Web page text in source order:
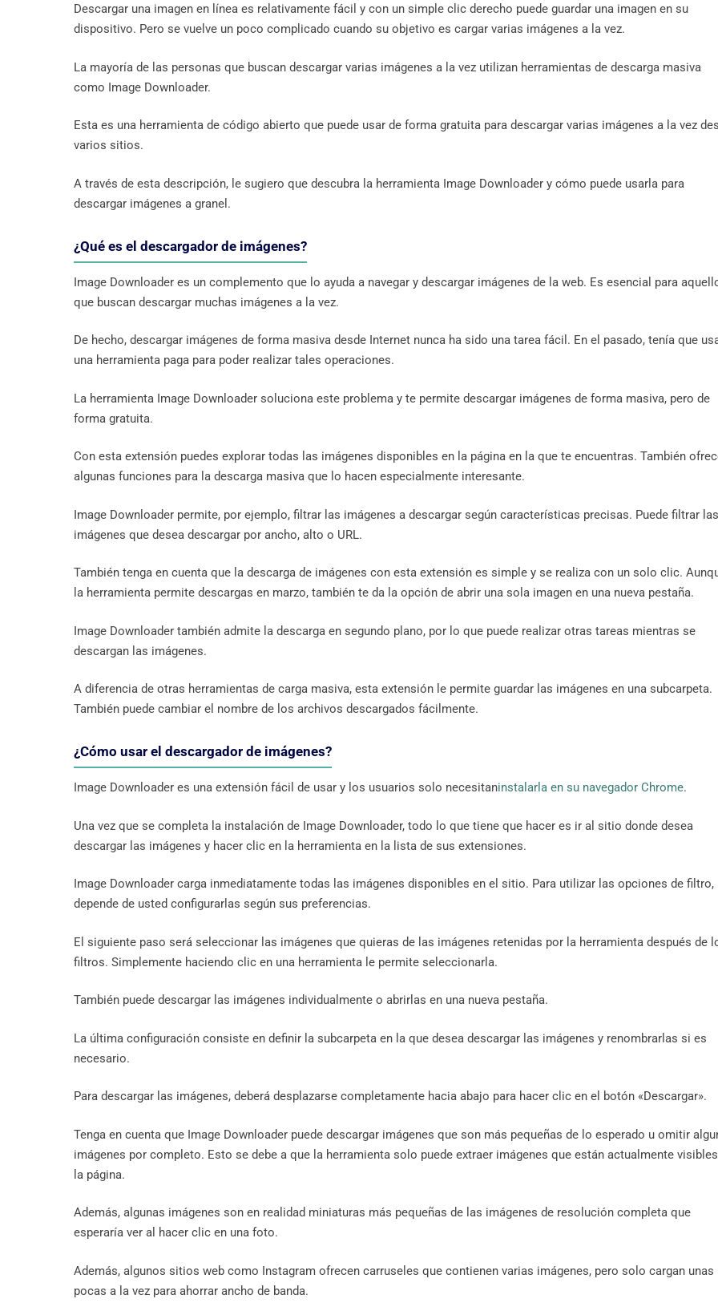
Descargar una imagen en línea es relativamente fácil y con un simple clic derecho puede guardar una imagen en su
dispositivo. Pero se vuelve un poco complicado cuando su objetivo es cargar varias imágenes a la vez.
La mayoría de las personas que buscan descargar varias imágenes a la vez utilizan herramientas de descarga masiva
como Image Downloader.
Esta es una herramienta de código abierto que puede usar de forma gratuita para descargar varias imágenes a la vez
varios sitios.
A través de esta descripción, le sugiero que descubra la herramienta Image Downloader y cómo puede usarla para
descargar imágenes a granel.
¿Qué es el descargador de imágenes?
Image Downloader es un complemento que lo ayuda a navegar y descargar imágenes de la web. Es esencial para
que buscan descargar muchas imágenes a la vez.
De hecho, descargar imágenes de forma masiva desde Internet nunca ha sido una tarea fácil. En el pasado, tenía que
una herramienta paga para poder realizar tales operaciones.
La herramienta Image Downloader soluciona este problema y te permite descargar imágenes de forma masiva, pero de
forma gratuita.
Con esta extensión puedes explorar todas las imágenes disponibles en la página en la que te encuentras. También
algunas funciones para la descarga masiva que lo hacen especialmente interesante.
Image Downloader permite, por ejemplo, filtrar las imágenes a descargar según características precisas. Puede filtrar las
imágenes que desea descargar por ancho, alto o URL.
También tenga en cuenta que la descarga de imágenes con esta extensión es simple y se realiza con un solo clic.
la herramienta permite descargas en marzo, también te da la opción de abrir una sola imagen en una nueva pestaña.
Image Downloader también admite la descarga en segundo plano, por lo que puede realizar otras tareas mientras se
descargan las imágenes.
A diferencia de otras herramientas de carga masiva, esta extensión le permite guardar las imágenes en una subcarpeta.
También puede cambiar el nombre de los archivos descargados fácilmente.
¿Cómo usar el descargador de imágenes?
Image Downloader es una extensión fácil de usar y los usuarios solo necesitaninstalarla en su navegador Chrome.
Una vez que se completa la instalación de Image Downloader, todo lo que tiene que hacer es ir al sitio donde desea
descargar las imágenes y hacer clic en la herramienta en la lista de sus extensiones.
Image Downloader carga inmediatamente todas las imágenes disponibles en el sitio. Para utilizar las opciones de filtro,
depende de usted configurarlas según sus preferencias.
El siguiente paso será seleccionar las imágenes que quieras de las imágenes retenidas por la herramienta después de
filtros. Simplemente haciendo clic en una herramienta le permite seleccionarla.
También puede descargar las imágenes individualmente o abrirlas en una nueva pestaña.
La última configuración consiste en definir la subcarpeta en la que desea descargar las imágenes y renombrarlas si es
necesario.
Para descargar las imágenes, deberá desplazarse completamente hacia abajo para hacer clic en el botón «Descargar».
Tenga en cuenta que Image Downloader puede descargar imágenes que son más pequeñas de lo esperado u omitir
imágenes por completo. Esto se debe a que la herramienta solo puede extraer imágenes que están actualmente
la página.
Además, algunas imágenes son en realidad miniaturas más pequeñas de las imágenes de resolución completa que
esperaría ver al hacer clic en una foto.
Además, algunos sitios web como Instagram ofrecen carruseles que contienen varias imágenes, pero solo cargan unas
pocas a la vez para ahorrar ancho de banda.